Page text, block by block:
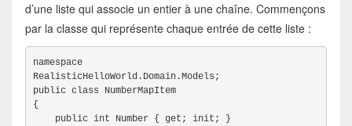
d’une liste qui associe un entier à une chaîne. Commençons
par la classe qui représente chaque entrée de cette liste :
namespace
RealisticHelloWorld.Domain.Models;
public class NumberMapItem
{
public int Number { get; init; }